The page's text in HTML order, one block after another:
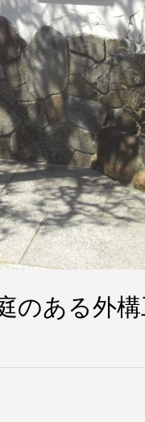
のある外